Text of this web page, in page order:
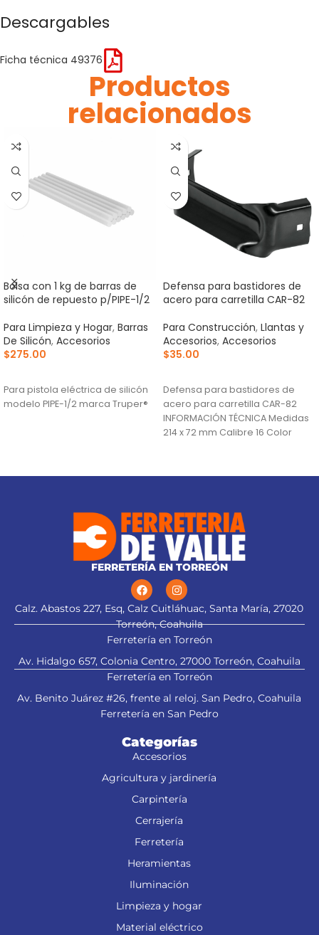
Descargables
Ficha técnica 49376
Productos
relacionados
Bolsa con 1 kg de barras de
silicón de repuesto p/PIPE-1/2
Para Limpieza y Hogar, Barras
De Silicón, Accesorios
$275.00
Para pistola eléctrica de silicón
modelo PIPE-1/2 marca Truper®
Defensa para bastidores de
acero para carretilla CAR-82
Para Construcción, Llantas y
Accesorios, Accesorios
$35.00
Defensa para bastidores de
acero para carretilla CAR-82
INFORMACIÓN TÉCNICA Medidas
214 x 72 mm Calibre 16 Color
FERRETERÍA EN TORREÓN
Calz. Abastos 227, Esq, Calz Cuitláhuac, Santa María, 27020
Torreón, Coahuila
Ferretería en Torreón
Av. Hidalgo 657, Colonia Centro, 27000 Torreón, Coahuila
Ferretería en Torreón
Av. Benito Juárez #26, frente al reloj. San Pedro, Coahuila
Ferretería en San Pedro
Categorías
Accesorios
Agricultura y jardinería
Carpintería
Cerrajería
Ferretería
Heramientas
Iluminación
Limpieza y hogar
Material eléctrico